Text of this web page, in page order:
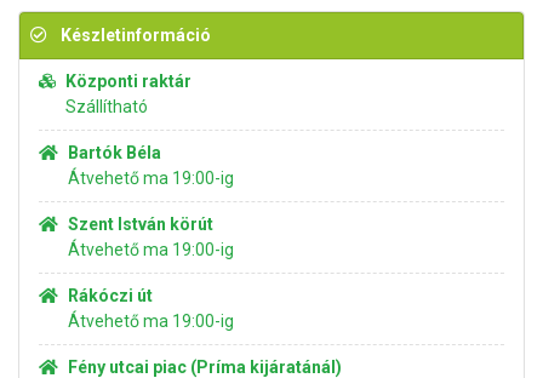
Készletinformáció
Központi raktár
Szállítható
Bartók Béla
Átvehető ma 19:00-ig
Szent István körút
Átvehető ma 19:00-ig
Rákóczi út
Átvehető ma 19:00-ig
Fény utcai piac (Príma kijáratánál)